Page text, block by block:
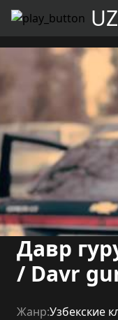
Давр
/ Davr
Жанр:Узбекские